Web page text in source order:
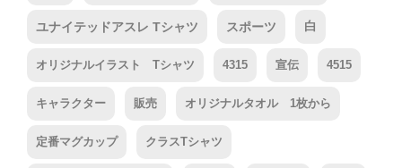
ユナイテッドアスレ Tシャツ スポーツ 白
オリジナルイラスト Tシャツ 4315 宣伝 4515
キャラクター 販売 オリジナルタオル 1枚から
定番マグカップ クラスTシャツ